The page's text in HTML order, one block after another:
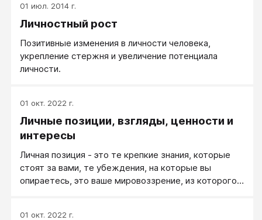
01 июл. 2014 г.
Личностный рост
Позитивные изменения в личности человека,
укрепление стержня и увеличение потенциала
личности.
01 окт. 2022 г.
Личные позиции, взгляды, ценности и
интересы
Личная позиция - это те крепкие знания, которые
стоят за вами, те убеждения, на которые вы
опираетесь, это ваше мировоззрение, из которого
01 окт. 2022 г.